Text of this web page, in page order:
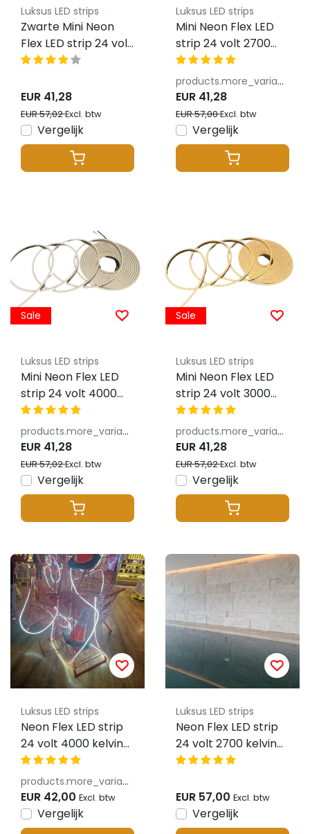
Luksus LED strips
Zwarte Mini Neon
Flex LED strip 24 volt
3000 kelvin warm
4x8mm IP65 – 3
meter
EUR 41,28
EUR 57,02Excl. btw
Vergelijk
Luksus LED strips
Mini Neon Flex LED
strip 24 volt 2700
kelvin extra warm
wit 10W 1100LM
4x8mm IP65
products.more_variants_available
EUR 41,28
EUR 57,00Excl. btw
Vergelijk
Sale
Luksus LED strips
Mini Neon Flex LED
strip 24 volt 4000
kelvin natuurlijk wit
10W 1100LM 4x8mm
IP65
products.more_variants_available
EUR 41,28
EUR 57,02Excl. btw
Vergelijk
Sale
Luksus LED strips
Mini Neon Flex LED
strip 24 volt 3000
kelvin warm wit 10W
850LM 4x8mm IP65products.more_variants_available
EUR 41,28
EUR 57,02Excl. btw
Vergelijk
Luksus LED strips
Neon Flex LED strip
24 volt 4000 kelvin
natuurlijk wit 9,6W
1000LM 6x12mm IP65products.more_variants_available
EUR 42,00 Excl. btw
Vergelijk
Luksus LED strips
Neon Flex LED strip
24 volt 2700 kelvin
extra warm wit 9,6W
– 5 meter
EUR 57,00 Excl. btw
Vergelijk